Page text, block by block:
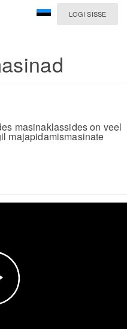
LOGI SISSE
masinaklassides on veel
majapidamismasinate